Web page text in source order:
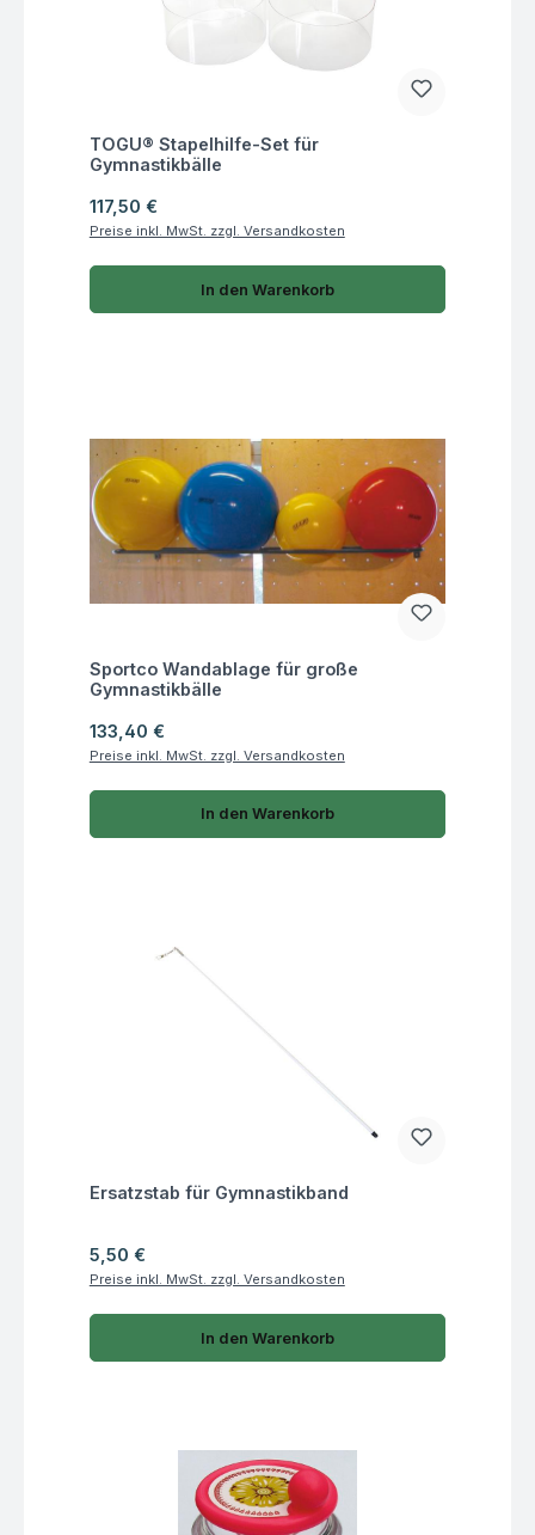
Fragen zum Artikel
TOGU® Stapelhilfe-Set für
Gymnastikbälle
Regulärer Preis:
117,50 €
Preise inkl. MwSt. zzgl. Versandkosten
In den Warenkorb
Fragen zum Artikel
Sportco Wandablage für große
Gymnastikbälle
Regulärer Preis:
133,40 €
Preise inkl. MwSt. zzgl. Versandkosten
In den Warenkorb
Fragen zum Artikel
Ersatzstab für Gymnastikband
Regulärer Preis:
5,50 €
Preise inkl. MwSt. zzgl. Versandkosten
In den Warenkorb